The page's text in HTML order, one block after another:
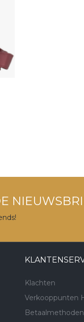
Klachten
Verkooppunten
Betaalmethoden